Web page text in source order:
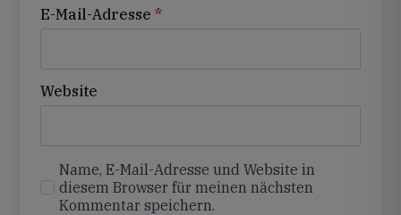
E-Mail-Adresse *
Website
Name, E-Mail-Adresse und Website in
diesem Browser für meinen nächsten
Kommentar speichern.